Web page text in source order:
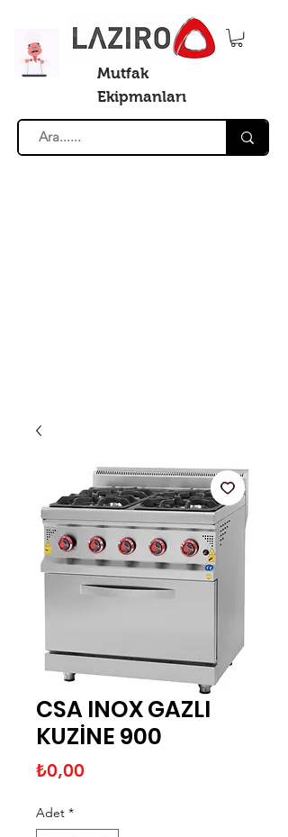
Mutfak
Ekipmanları
CSA INOX GAZLI
KUZİNE 900
₺0,00
Adet *